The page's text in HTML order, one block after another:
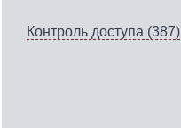
Контроль доступа (387)